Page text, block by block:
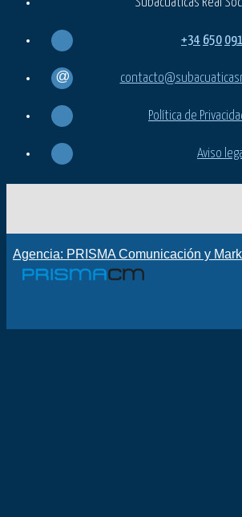
Subacuáticas Real
+34 650 091
Política de
Aviso
Agencia: PRISMA Comunicación y